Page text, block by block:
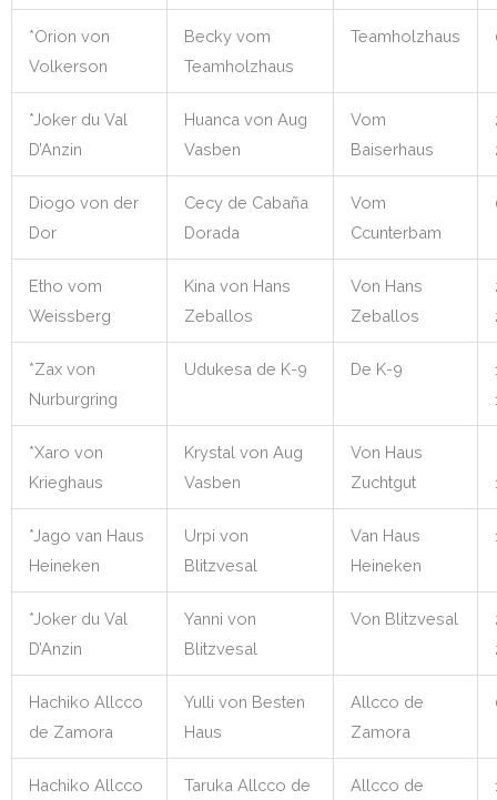
*Orion von
Volkerson
Becky vom
Teamholzhaus
Teamholzhaus
*Joker du Val
D’Anzin
Huanca von Aug
Vasben
Vom
Baiserhaus
Diogo von der
Dor
Cecy de Cabaña
Dorada
Vom
Ccunterbam
Etho vom
Weissberg
Kina von Hans
Zeballos
Von Hans
Zeballos
*Zax von
Nurburgring
Udukesa de K-9 De K-9
*Xaro von
Krieghaus
Krystal von Aug
Vasben
Von Haus
Zuchtgut
*Jago van Haus
Heineken
Urpi von
Blitzvesal
Van Haus
Heineken
*Joker du Val
D’Anzin
Yanni von
Blitzvesal
Von Blitzvesal
Hachiko Allcco
de Zamora
Yulli von Besten
Haus
Allcco de
Zamora
Hachiko Allcco
Taruka Allcco de
Allcco de